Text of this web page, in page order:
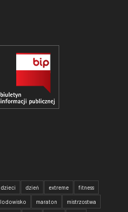
dzieci dzień extreme fitness
lodowisko maraton mistrzostwa